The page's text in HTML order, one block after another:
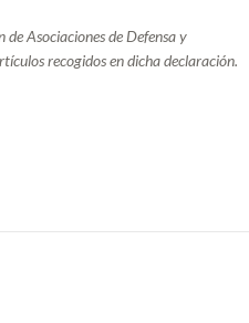
de Asociaciones de Defensa y
recogidos en dicha declaración.